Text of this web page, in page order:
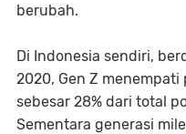
berubah.
Di Indonesia sendiri,
2020, Gen Z
sebesar 28% dari total
Sementara generasi